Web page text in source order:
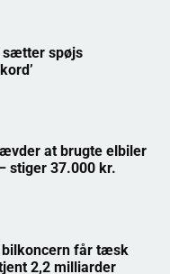
sætter spøjs
at brugte elbiler
stiger 37.000 kr.
bilkoncern får tæsk
2,2 milliarder